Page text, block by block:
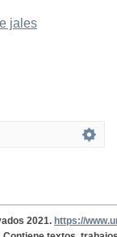
jales
2021. https://